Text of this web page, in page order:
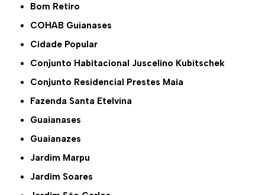
Bom Retiro
COHAB Guianases
Cidade Popular
Conjunto Habitacional Juscelino Kubitschek
Conjunto Residencial Prestes Maia
Fazenda Santa Etelvina
Guaianases
Guaianazes
Jardim Marpu
Jardim Soares